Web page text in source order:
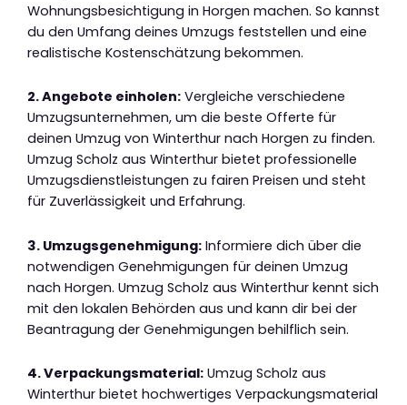
Wohnungsbesichtigung in Horgen machen. So kannst
du den Umfang deines Umzugs feststellen und eine
realistische Kostenschätzung bekommen.
2. Angebote einholen: Vergleiche verschiedene
Umzugsunternehmen, um die beste Offerte für
deinen Umzug von Winterthur nach Horgen zu finden.
Umzug Scholz aus Winterthur bietet professionelle
Umzugsdienstleistungen zu fairen Preisen und steht
für Zuverlässigkeit und Erfahrung.
3. Umzugsgenehmigung: Informiere dich über die
notwendigen Genehmigungen für deinen Umzug
nach Horgen. Umzug Scholz aus Winterthur kennt sich
mit den lokalen Behörden aus und kann dir bei der
Beantragung der Genehmigungen behilflich sein.
4. Verpackungsmaterial: Umzug Scholz aus
Winterthur bietet hochwertiges Verpackungsmaterial